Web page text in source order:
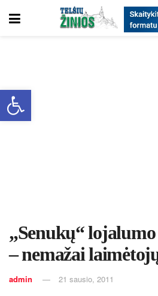
Open toolbar
„Senukų“
– nemažai
admin 21 sausio, 2011